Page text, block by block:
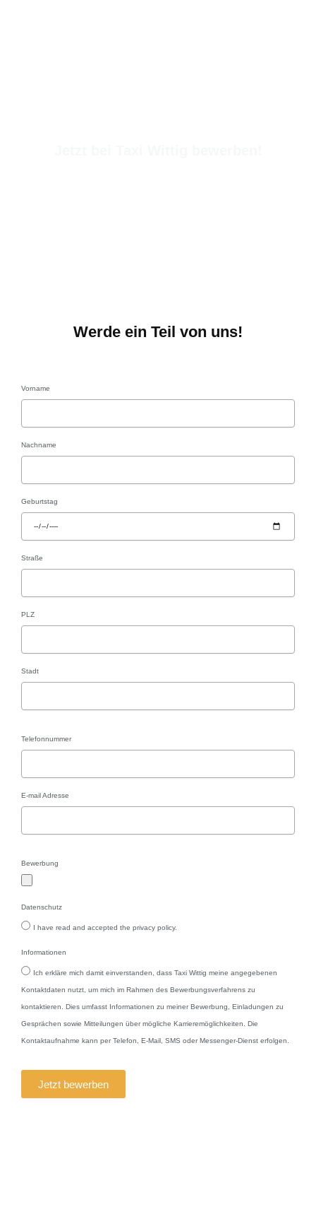
Werde ein Teil von uns!
Vorname
Nachname
Geburtstag
Straße
PLZ
Stadt
Telefonnummer
E-mail Adresse
Bewerbung
Datenschutz
I have read and accepted the privacy policy.
Informationen
Ich erkläre mich damit einverstanden, dass Taxi Wittig meine angegebenen
Kontaktdaten nutzt, um mich im Rahmen des Bewerbungsverfahrens zu
kontaktieren. Dies umfasst Informationen zu meiner Bewerbung, Einladungen zu
Gesprächen sowie Mitteilungen über mögliche Karrieremöglichkeiten. Die
Kontaktaufnahme kann per Telefon, E-Mail, SMS oder Messenger-Dienst erfolgen.
Jetzt bewerben